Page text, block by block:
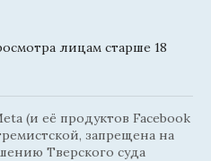
лицам старше 18
(и её продуктов Facebook
запрещена на
Тверского суда